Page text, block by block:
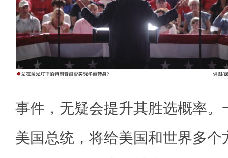
事件，无疑会提升其胜选概率。
美国总统，将给美国和世界多